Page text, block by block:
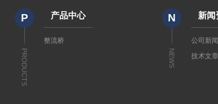
P
PRODUCTS
产品中心
整流桥
N
NEWS
新闻
公司新
技术文